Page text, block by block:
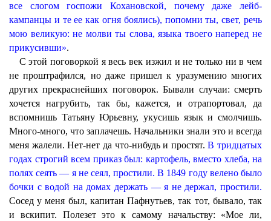
все слогом госпожи Кохановской, почему даже лейб-
кампанцы и те ее как огня боялись), попомни ты, свет, речь
мою великую: не молви ты слова, языка твоего наперед не
прикусивши».
С этой поговоркой я весь век изжил и не только ни в чем
не проштрафился, но даже пришел к уразумению многих
других прекраснейших поговорок. Бывали случаи: смерть
хочется нагрубить, так бы, кажется, и отрапортовал, да
вспомнишь Татьяну Юрьевну, укусишь язык и смолчишь.
Много-много, что заплачешь. Начальники знали это и всегда
меня жалели. Нет-нет да что-нибудь и простят.В тридцатых
годах строгий всем приказ был: картофель, вместо хлеба, на
полях сеять — я не сеял, простили. В 1849 году велено было
бочки с водой на домах держать — я не держал, простили.
Сосед у меня был, капитан Пафнутьев, так тот, бывало, так
и вскипит. Полезет это к самому начальству: «Мое ли,